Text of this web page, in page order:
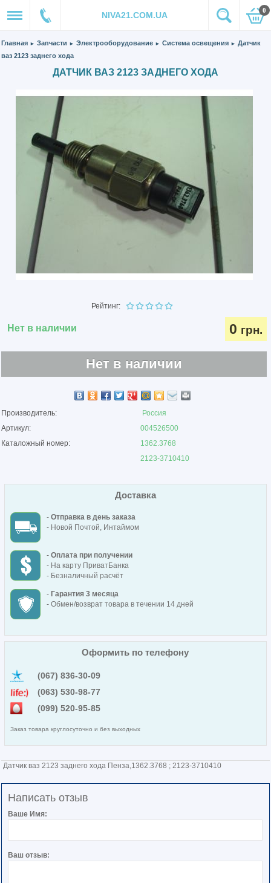
NIVA21.COM.UA 0
Главная ► Запчасти ► Электрооборудование ► Система освещения ► Датчик
ваз 2123 заднего хода
ДАТЧИК ВАЗ 2123 ЗАДНЕГО ХОДА
Рейтинг:
Нет в наличии 0 грн.
Нет в наличии
Производитель:
Россия
Артикул:
004526500
Каталожный номер:
1362.3768
2123-3710410
Доставка
- Отправка в день заказа
- Новой Почтой, Интаймом
- Оплата при получении
- На карту ПриватБанка
- Безналичный расчёт
- Гарантия 3 месяца
- Обмен/возврат товара в течении 14 дней
Оформить по телефону
(067) 836-30-09
(063) 530-98-77
(099) 520-95-85
Заказ товара круглосуточно и без выходных
Датчик ваз 2123 заднего хода Пенза,1362.3768 ; 2123-3710410
Написать отзыв
Ваше Имя:
Ваш отзыв: